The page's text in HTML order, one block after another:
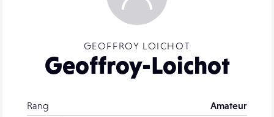
GEOFFROY LOICHOT
Geoffroy-Loichot
Rang
Amateur